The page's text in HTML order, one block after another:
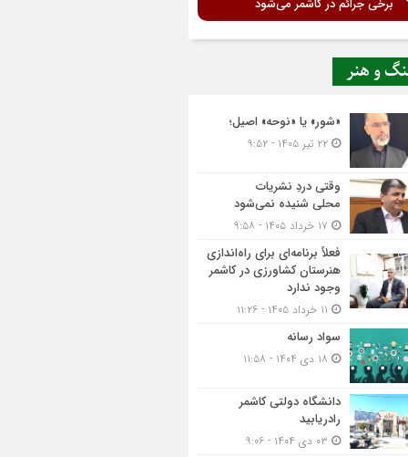
و هنر
«شور» یا «نوحه» اصیل؛
وقتی دردِ نشریات
محلی شنیده نمی‌شود
فعلاً برنامه‌ای برای راه‌اندازی
هنرستان کشاورزی در کاشمر
وجود ندارد
سواد رسانه
دانشگاه دولتی کاشمر‌
رادریابید